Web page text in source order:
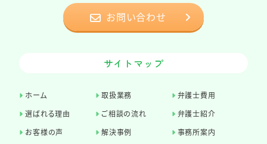
お問い合わせ
サイトマップ
ホーム 取扱業務
弁護士費用
選ばれる理由
ご相談の流れ
弁護士紹介
お客様の声
解決事例 事務所案内